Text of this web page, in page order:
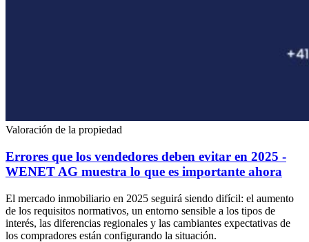
Valoración de la propiedad
Errores que los vendedores deben evitar en 2025 -
WENET AG muestra lo que es importante ahora
El mercado inmobiliario en 2025 seguirá siendo difícil: el aumento
de los requisitos normativos, un entorno sensible a los tipos de
interés, las diferencias regionales y las cambiantes expectativas de
los compradores están configurando la situación.